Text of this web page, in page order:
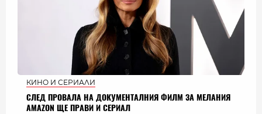
КИНО И СЕРИАЛИ
СЛЕД ПРОВАЛА НА ДОКУМЕНТАЛНИЯ ФИЛМ ЗА МЕЛАНИЯ
AMAZON ЩЕ ПРАВИ И СЕРИАЛ